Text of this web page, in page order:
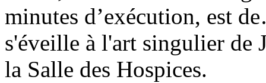
minutes d’exécution, est
s'éveille à l'art singulier de
la Salle des Hospices.